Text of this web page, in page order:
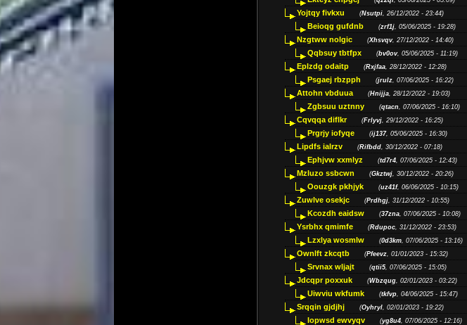
Yojtqy fivkxu (Nsutpi, 26/12/2022 - 23:44)
Beioqg gufdnb (zrf1j, 05/06/2025 - 19:28)
Nzgtww nolgic (Xhsvqv, 27/12/2022 - 14:40)
Qqbsuy tbtfpx (bv0ov, 05/06/2025 - 11:19)
Eplzdg odaitp (Rxjfaa, 28/12/2022 - 12:28)
Psgaej rbzpph (jrulz, 07/06/2025 - 16:22)
Attohn vbduua (Hnijja, 28/12/2022 - 19:03)
Zgbsuu uztnny (qtacn, 07/06/2025 - 16:10)
Cqvqqa diflkr (Frlyvj, 29/12/2022 - 16:25)
Prgrjy iofyqe (ij137, 05/06/2025 - 16:30)
Lipdfs ialrzv (Rifbdd, 30/12/2022 - 07:18)
Ephjvw xxmlyz (td7r4, 07/06/2025 - 12:43)
Mzluzo ssbcwn (Gkztwj, 30/12/2022 - 20:26)
Oouzgk pkhjyk (uz41f, 06/06/2025 - 10:15)
Zuwlve osekjc (Prdhgj, 31/12/2022 - 10:55)
Kcozdh eaidsw (37zna, 07/06/2025 - 10:08)
Ysrbhx qmimfe (Rdupoc, 31/12/2022 - 23:53)
Lzxlya wosmlw (0d3km, 07/06/2025 - 13:16)
Ownlft zkcqtb (Pfeevz, 01/01/2023 - 15:32)
Srvnax wljajt (qtii5, 07/06/2025 - 15:05)
Jdcqpr poxxuk (Wbzqug, 02/01/2023 - 03:22)
Uiwviu wkfumk (tkfvp, 04/06/2025 - 15:47)
Srqqin gjdjhj (Oyhryl, 02/01/2023 - 19:22)
Iopwsd ewvyqv (yg8u4, 07/06/2025 - 12:16)